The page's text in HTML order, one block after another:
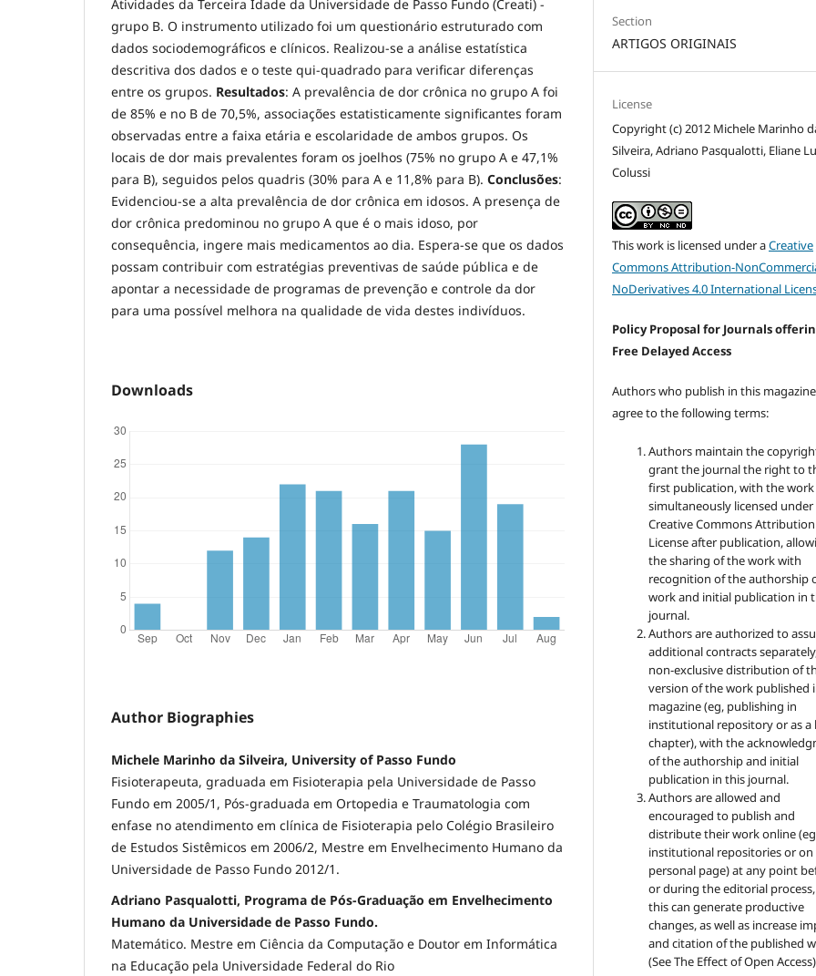
Atividades da Terceira Idade da Universidade de Passo Fundo (Creati) -
grupo B. O instrumento utilizado foi um questionário estruturado com
dados sociodemográficos e clínicos. Realizou-se a análise estatística
descritiva dos dados e o teste qui-quadrado para verificar diferenças
entre os grupos. Resultados: A prevalência de dor crônica no grupo A foi
de 85% e no B de 70,5%, associações estatisticamente significantes foram
observadas entre a faixa etária e escolaridade de ambos grupos. Os
locais de dor mais prevalentes foram os joelhos (75% no grupo A e 47,1%
para B), seguidos pelos quadris (30% para A e 11,8% para B). Conclusões:
Evidenciou-se a alta prevalência de dor crônica em idosos. A presença de
dor crônica predominou no grupo A que é o mais idoso, por
consequência, ingere mais medicamentos ao dia. Espera-se que os dados
possam contribuir com estratégias preventivas de saúde pública e de
apontar a necessidade de programas de prevenção e controle da dor
para uma possível melhora na qualidade de vida destes indivíduos.
Downloads
Author Biographies
Michele Marinho da Silveira, University of Passo Fundo
Fisioterapeuta, graduada em Fisioterapia pela Universidade de Passo
Fundo em 2005/1, Pós-graduada em Ortopedia e Traumatologia com
enfase no atendimento em clínica de Fisioterapia pelo Colégio Brasileiro
de Estudos Sistêmicos em 2006/2, Mestre em Envelhecimento Humano da
Universidade de Passo Fundo 2012/1.
Adriano Pasqualotti, Programa de Pós-Graduação em Envelhecimento
Humano da Universidade de Passo Fundo.
Matemático. Mestre em Ciência da Computação e Doutor em Informática
na Educação pela Universidade Federal do Rio
Section
ARTIGOS ORIGINAIS
License
Copyright (c) 2012 Michele Marinho
Silveira, Adriano Pasqualotti, Eliane
Colussi
This work is licensed under aCreative
Commons Attribution-
NoDerivatives 4.0 International
Policy Proposal for Journals
Free Delayed Access
Authors who publish in this magazine
agree to the following terms:
Authors maintain the
grant the journal the right to
first publication, with the work
simultaneously licensed under
Creative Commons Attribution
License after publication,
the sharing of the work with
recognition of the authorship
work and initial publication in
journal.
Authors are authorized to
additional contracts
non-exclusive distribution of
version of the work published
magazine (eg, publishing in
institutional repository or as a
chapter), with the
of the authorship and initial
publication in this journal.
Authors are allowed and
encouraged to publish and
distribute their work online
institutional repositories or
personal page) at any point
or during the editorial
this can generate productive
changes, as well as increase
and citation of the published
(See The Effect of Open